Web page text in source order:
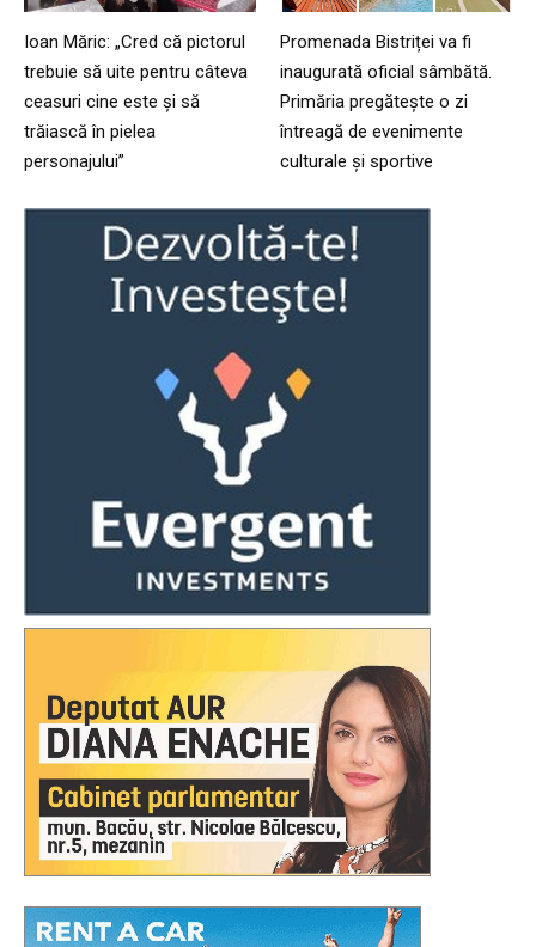
Ioan Măric: „Cred că pictorul
trebuie să uite pentru câteva
ceasuri cine este și să
trăiască în pielea
personajului”
Promenada Bistriței va fi
inaugurată oficial sâmbătă.
Primăria pregătește o zi
întreagă de evenimente
culturale și sportive